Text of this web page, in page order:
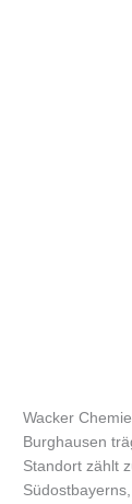
Wacker
Burghausen
Standort zählt